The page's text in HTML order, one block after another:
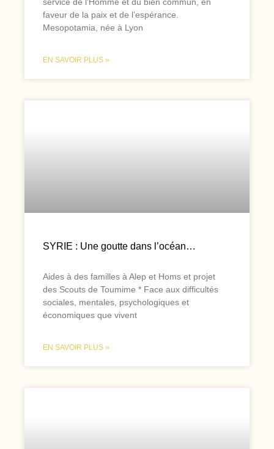
faveur de la paix et de l’espérance.
Mesopotamia, née à Lyon
EN SAVOIR PLUS »
SYRIE : Une goutte dans l’océan…
Aides à des familles à Alep et Homs et projet
des Scouts de Toumime * Face aux difficultés
sociales, mentales, psychologiques et
économiques que vivent
EN SAVOIR PLUS »